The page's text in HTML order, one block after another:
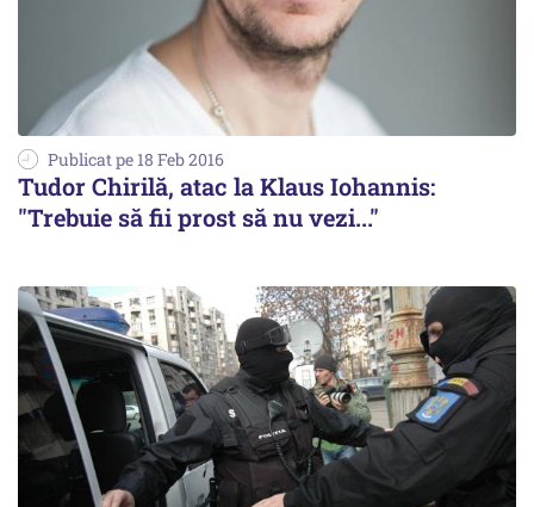
Publicat pe 18 Feb 2016
Tudor Chirilă, atac la Klaus Iohannis:
"Trebuie să fii prost să nu vezi..."